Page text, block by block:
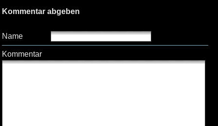
Kommentar abgeben
Name
Kommentar